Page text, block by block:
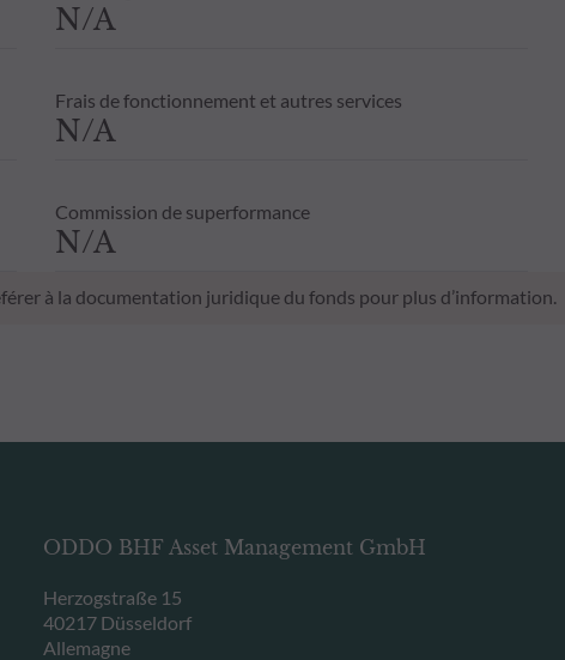
N/A
Frais de fonctionnement et autres services
N/A
Commission de superformance
N/A
à la documentation juridique du fonds pour plus d’information.
ODDO BHF Asset Management GmbH
Herzogstraße 15
40217 Düsseldorf
Allemagne